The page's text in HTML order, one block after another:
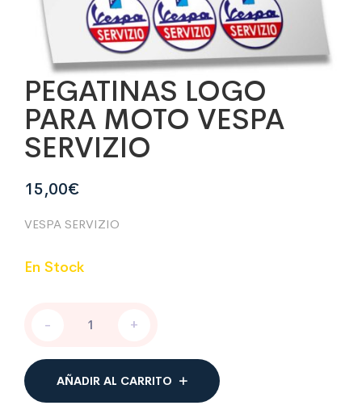
PEGATINAS LOGO
PARA MOTO VESPA
SERVIZIO
15,00€
VESPA SERVIZIO
En Stock
LOGO
MOTO
VESPA
SERVIZIO
- +
AÑADIR AL CARRITO